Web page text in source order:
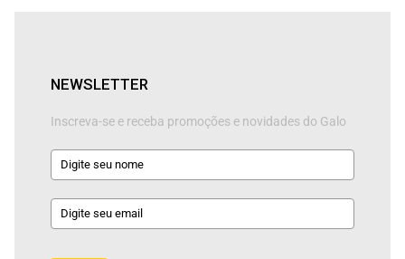
NEWSLETTER
Inscreva-se e receba promoções e novidades do Galo